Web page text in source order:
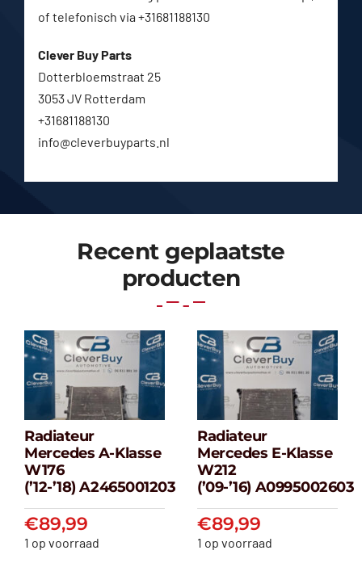
of telefonisch via +31681188130
Clever Buy Parts
Dotterbloemstraat 25
3053 JV Rotterdam
+31681188130
info@cleverbuyparts.nl
Recent geplaatste
producten
Radiateur
Mercedes A-
klasse W176
(’12-’18) A2465001203
€89,99
Radiateur
Mercedes A-Klasse
W176
(’12-’18) A2465001203
€89,99
1 op voorraad
Radiateur
Mercedes E-
klasse W212
(’09-’16)
€89,99
Radiateur
Mercedes E-Klasse
W212
(’09-’16) A0995002603
€89,99
1 op voorraad